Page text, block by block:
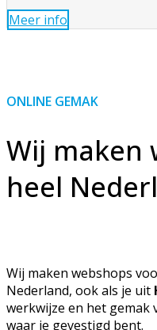
Meer info
ONLINE GEMAK
Wij maken
heel
Wij maken webshops
Nederland, ook als je uit
werkwijze en het
waar je gevestigd bent.